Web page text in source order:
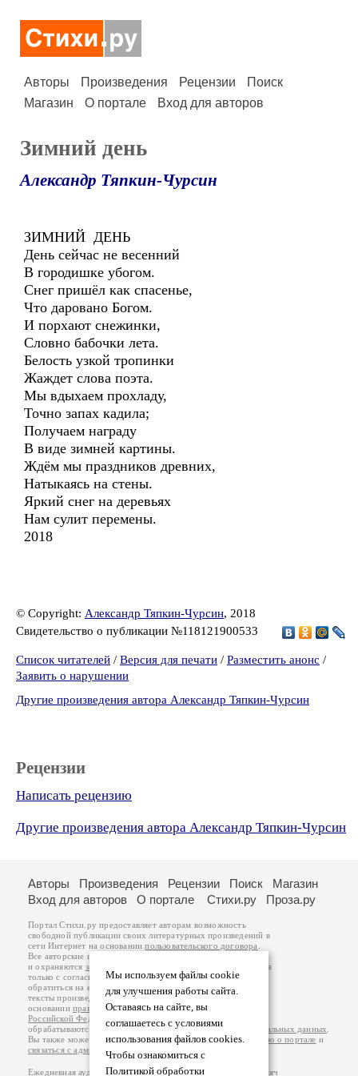
Авторы Произведения Рецензии
Поиск
Магазин
О портале Вход для авторов
Зимний день
Александр Тяпкин-Чурсин
ЗИМНИЙ ДЕНЬ
День сейчас не весенний
В городишке убогом.
Снег пришёл как спасенье,
Что даровано Богом.
И порхают снежинки,
Словно бабочки лета.
Белость узкой тропинки
Жаждет слова поэта.
Мы вдыхаем прохладу,
Точно запах кадила;
Получаем награду
В виде зимней картины.
Ждём мы праздников древних,
Натыкаясь на стены.
Яркий снег на деревьях
Нам сулит перемены.
2018
© Copyright: Александр Тяпкин-Чурсин, 2018
Свидетельство о публикации №118121900533
Список читателей / Версия для печати / Разместить анонс /
Заявить о нарушении
Другие произведения автора Александр Тяпкин-Чурсин
Рецензии
Написать рецензию
Другие произведения автора Александр Тяпкин-Чурсин
Мы используем файлы cookie
для улучшения работы сайта.
Оставаясь на сайте, вы
соглашаетесь с условиями
использования файлов cookies.
Чтобы ознакомиться с
Политикой обработки
Авторы Произведения Рецензии Поиск
Магазин
Вход для авторов
О портале Стихи.ру Проза.ру
Портал Стихи.ру предоставляет авторам возможность
свободной публикации своих литературных произведений в
сети Интернет на основаниипользовательского договора
Все авторские права на произведения принадлежат авторам
и охраняются законом
. Перепечатка произведений возможна
только с согласия его автора, к которому вы можете
обратиться на его авторской странице. Ответственность за
тексты произведений авторы несут самостоятельно на
основанииправил публикацииизаконодательства
Российской Федерации
обрабатываются на основанииПолитики обработки персональных данных
Вы также можете посмотреть более подробнуюинформацию о портале и
связаться с администрацией
Ежедневная аудитория портала Стихи.ру – порядка 200 тысяч